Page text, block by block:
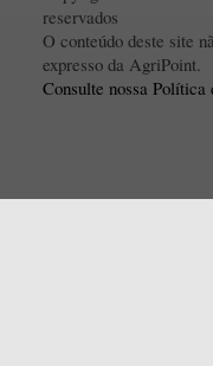
reservados
O conteúdo deste site
expresso da AgriPoint.
Consulte nossa Política